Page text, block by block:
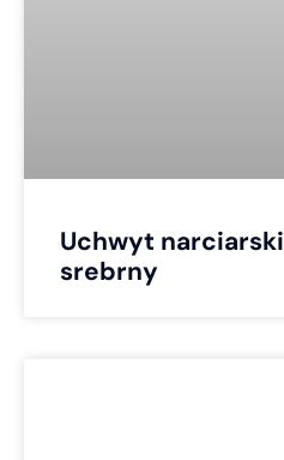
Uchwyt narciarski
srebrny